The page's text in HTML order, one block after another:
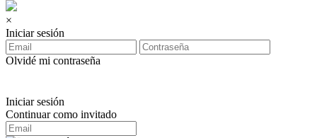
×
Iniciar sesión
Olvidé mi contraseña
Iniciar sesión
Continuar como invitado